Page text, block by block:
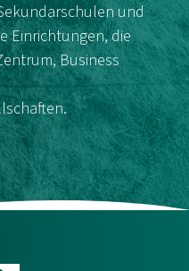
und
Einrichtungen, die
Business